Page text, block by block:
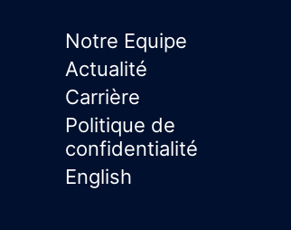
Notre Equipe
Actualité
Carrière
Politique de
confidentialité
English